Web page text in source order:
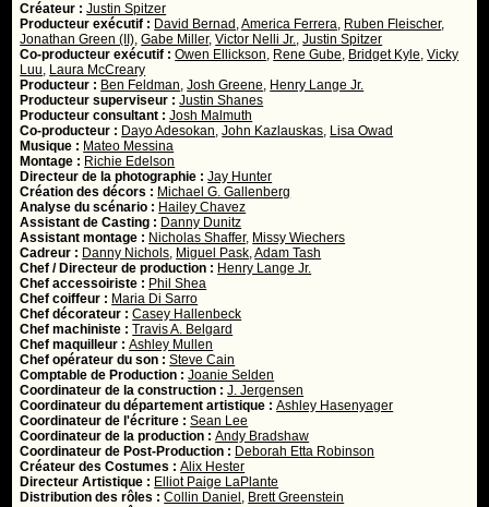
Créateur :Justin Spitzer
Producteur exécutif : David Bernad ,America Ferrera, Ruben Fleischer,
Jonathan Green (II),Gabe Miller,Victor Nelli Jr.,Justin Spitzer
Co-producteur exécutif :Owen Ellickson, Rene Gube, Bridget Kyle,Vicky
Luu, Laura McCreary
Producteur : Ben Feldman,Josh Greene, Henry Lange Jr.
Producteur superviseur :Justin Shanes
Producteur consultant :Josh Malmuth
Co-producteur : Dayo Adesokan,John Kazlauskas, Lisa Owad
Musique : Mateo Messina
Montage : Richie Edelson
Directeur de la photographie :Jay Hunter
Création des décors : Michael G. Gallenberg
Analyse du scénario : Hailey Chavez
Assistant de Casting : Danny Dunitz
Assistant montage : Nicholas Shaffer, Missy Wiechers
Cadreur : Danny Nichols, Miguel Pask,Adam Tash
Chef / Directeur de production : Henry Lange Jr.
Chef accessoiriste : Phil Shea
Chef coiffeur : Maria Di Sarro
Chef décorateur :Casey Hallenbeck
Chef machiniste :Travis A. Belgard
Chef maquilleur :Ashley Mullen
Chef opérateur du son :Steve Cain
Comptable de Production :Joanie Selden
Coordinateur de la construction :J. Jergensen
Coordinateur du département artistique :Ashley Hasenyager
Coordinateur de l'écriture :Sean Lee
Coordinateur de la production :Andy Bradshaw
Coordinateur de Post-Production : Deborah Etta Robinson
Créateur des Costumes :Alix Hester
Directeur Artistique : Elliot Paige LaPlante
Distribution des rôles :Collin Daniel , Brett Greenstein